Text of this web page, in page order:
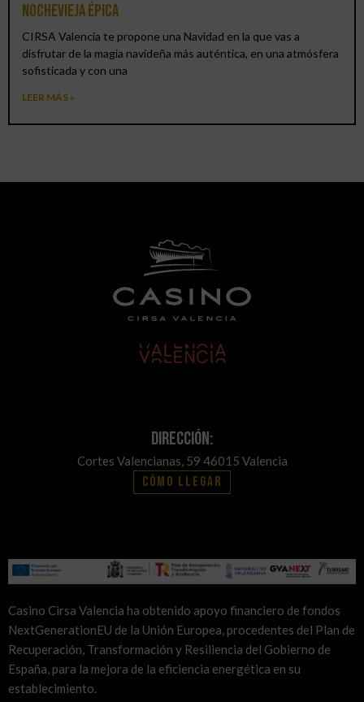
Nochevieja épica
CIRSA Valencia te propone una Navidad en la que vas a
disfrutar de la magia navideña más auténtica, en una atmósfera
sofisticada y con una
LEER MÁS »
Dirección:
Cortes Valencianas, 59 46015 Valencia
Cómo llegar
Casino Cirsa Valencia ha obtenido apoyo financiero de fondos
NextGenerationEU de la Unión Europea, procedentes del Plan de
Recuperación, Transformación y Resiliencia del Gobierno de
España, para la mejora de la eficiencia energética en su
establecimiento.